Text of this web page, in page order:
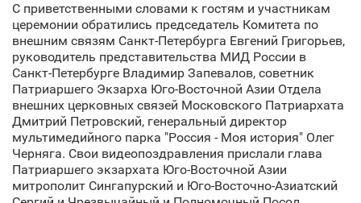
С приветственными словами к гостям и участникам
церемонии обратились председатель Комитета по
внешним связям Санкт‑Петербурга Евгений Григорьев,
руководитель представительства МИД России в
Санкт‑Петербурге Владимир Запевалов, советник
Патриаршего Экзарха Юго-Восточной Азии Отдела
внешних церковных связей Московского Патриархата
Дмитрий Петровский, генеральный директор
мультимедийного парка "Россия - Моя история" Олег
Черняга. Свои видеопоздравления прислали глава
Патриаршего экзархата Юго-Восточной Азии
митрополит Сингапурский и Юго-Восточно-Азиатский